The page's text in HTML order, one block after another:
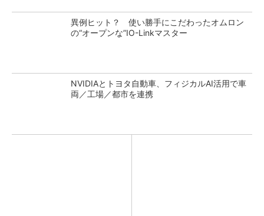
異例ヒット？ 使い勝手にこだわったオムロン
の“オープンな”IO-Linkマスター
NVIDIAとトヨタ自動車、フィジカルAI活用で車
両／工場／都市を連携